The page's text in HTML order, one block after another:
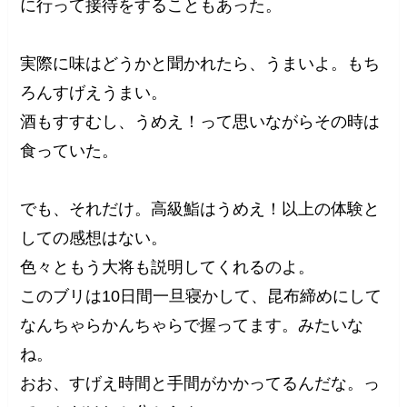
に行って接待をすることもあった。
実際に味はどうかと聞かれたら、うまいよ。もち
ろんすげえうまい。
酒もすすむし、うめえ！って思いながらその時は
食っていた。
でも、それだけ。高級鮨はうめえ！以上の体験と
しての感想はない。
色々ともう大将も説明してくれるのよ。
このブリは10日間一旦寝かして、昆布締めにして
なんちゃらかんちゃらで握ってます。みたいな
ね。
おお、すげえ時間と手間がかかってるんだな。っ